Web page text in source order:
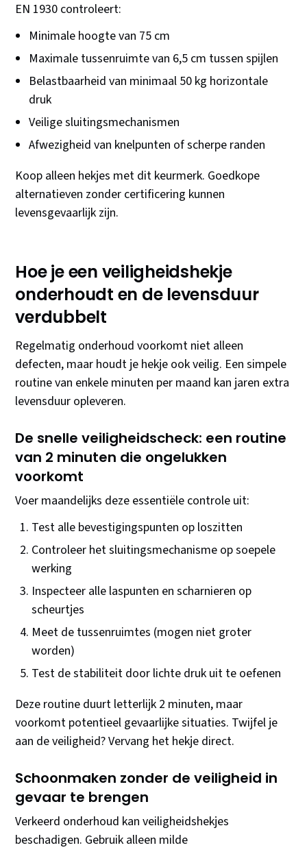
EN 1930 controleert:
Minimale hoogte van 75 cm
Maximale tussenruimte van 6,5 cm tussen spijlen
Belastbaarheid van minimaal 50 kg horizontale
druk
Veilige sluitingsmechanismen
Afwezigheid van knelpunten of scherpe randen
Koop alleen hekjes met dit keurmerk. Goedkope
alternatieven zonder certificering kunnen
levensgevaarlijk zijn.
Hoe je een veiligheidshekje
onderhoudt en de levensduur
verdubbelt
Regelmatig onderhoud voorkomt niet alleen
defecten, maar houdt je hekje ook veilig. Een simpele
routine van enkele minuten per maand kan jaren extra
levensduur opleveren.
De snelle veiligheidscheck: een routine
van 2 minuten die ongelukken
voorkomt
Voer maandelijks deze essentiële controle uit:
Test alle bevestigingspunten op loszitten
Controleer het sluitingsmechanisme op soepele
werking
Inspecteer alle laspunten en scharnieren op
scheurtjes
Meet de tussenruimtes (mogen niet groter
worden)
Test de stabiliteit door lichte druk uit te oefenen
Deze routine duurt letterlijk 2 minuten, maar
voorkomt potentieel gevaarlijke situaties. Twijfel je
aan de veiligheid? Vervang het hekje direct.
Schoonmaken zonder de veiligheid in
gevaar te brengen
Verkeerd onderhoud kan veiligheidshekjes
beschadigen. Gebruik alleen milde